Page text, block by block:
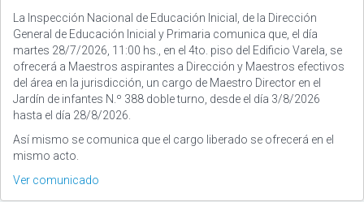
La Inspección Nacional de Educación Inicial, de la Dirección
General de Educación Inicial y Primaria comunica que, el día
martes 28/7/2026, 11:00 hs., en el 4to. piso del Edificio Varela, se
ofrecerá a Maestros aspirantes a Dirección y Maestros efectivos
del área en la jurisdicción, un cargo de Maestro Director en el
Jardín de infantes N.º 388 doble turno, desde el día 3/8/2026
hasta el día 28/8/2026.
Así mismo se comunica que el cargo liberado se ofrecerá en el
mismo acto.
Ver comunicado